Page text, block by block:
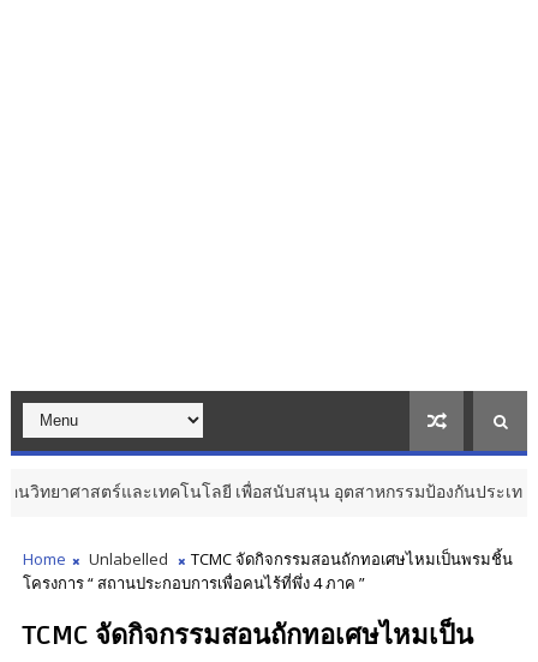
และเทคโนโลยี เพื่อสนับสนุน อุตสาหกรรมป้องกันประเทศ ... สุขภาพ
Home Unlabelled
TCMC จัดกิจกรรมสอนถักทอเศษไหมเป็นพรมชิ้น
โครงการ “ สถานประกอบการเพื่อคนไร้ที่พึ่ง 4 ภาค ”
TCMC จัดกิจกรรมสอนถักทอเศษไหมเป็น